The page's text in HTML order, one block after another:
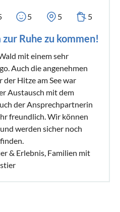
5 5 5
Ruhe zu kommen!
mit einem sehr
Auch die angenehmen
der Hitze am See war
Austausch mit dem
der Ansprechpartnerin
freundlich. Wir können
werden sicher noch
& Erlebnis, Familien mit